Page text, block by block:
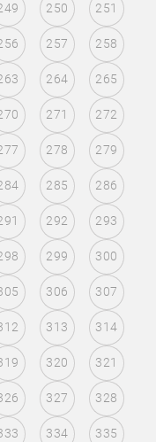
250 251
257 258
264 265
271 272
278 279
285 286
292 293
299 300
306 307
313 314
320 321
327 328
334 335